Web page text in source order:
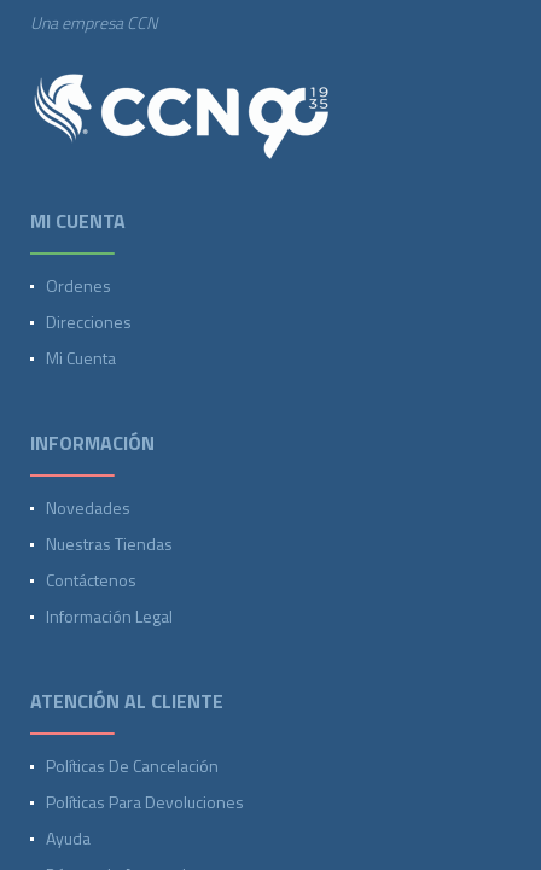
Una empresa CCN
MI CUENTA
Ordenes
Direcciones
Mi Cuenta
INFORMACIÓN
Novedades
Nuestras Tiendas
Contáctenos
Información Legal
ATENCIÓN AL CLIENTE
Políticas De Cancelación
Políticas Para Devoluciones
Ayuda